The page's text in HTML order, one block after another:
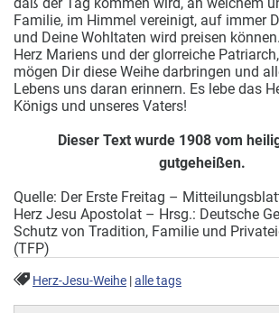
Familie, im Himmel vereinigt, auf immer
und Deine Wohltaten wird preisen
Herz Mariens und der glorreiche
mögen Dir diese Weihe darbringen und
Lebens uns daran erinnern. Es lebe das
Königs und unseres Vaters!
Dieser Text wurde 1908 vom
gutgeheißen.
Quelle: Der Erste Freitag –
Herz Jesu Apostolat – Hrsg.: Deutsche
Schutz von Tradition, Familie und
(TFP)
Herz-Jesu-Weihe |alle tags